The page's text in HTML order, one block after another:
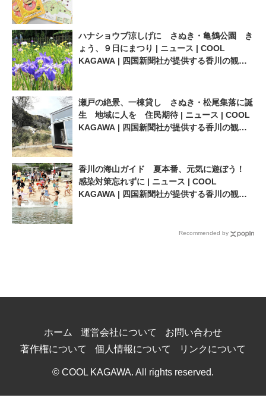
ハナショウブ涼しげに さぬき・亀鶴公園 き
ょう、９日にまつり | ニュース | COOL
KAGAWA | 四国新聞社が提供する香川の観光
瀬戸の絶景、一棟貸し さぬき・松尾集落に誕
生 地域に人を 住民期待 | ニュース | COOL
KAGAWA | 四国新聞社が提供する香川の観光
香川の海山ガイド 夏本番、元気に遊ぼう！
感染対策忘れずに | ニュース | COOL
KAGAWA | 四国新聞社が提供する香川の観光
Recommended by
ホーム 運営会社について
お問い合わせ
著作権について
個人情報について リンクについて
© COOL KAGAWA. All rights reserved.